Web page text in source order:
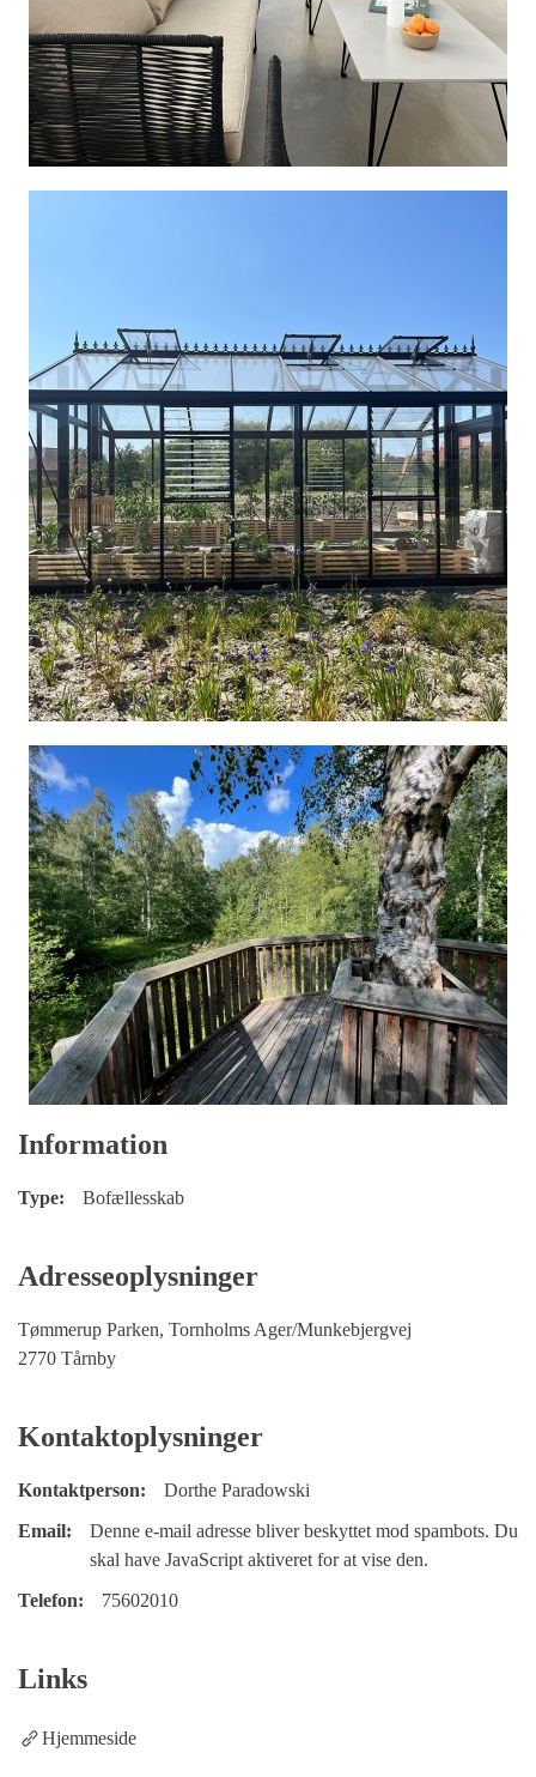
Information
Type: Bofællesskab
Adresseoplysninger
Tømmerup Parken, Tornholms Ager/Munkebjergvej
2770 Tårnby
Kontaktoplysninger
Kontaktperson:
Dorthe Paradowski
Email:
Denne e-mail adresse bliver beskyttet mod spambots. Du
skal have JavaScript aktiveret for at vise den.
Telefon:
75602010
Links
Hjemmeside